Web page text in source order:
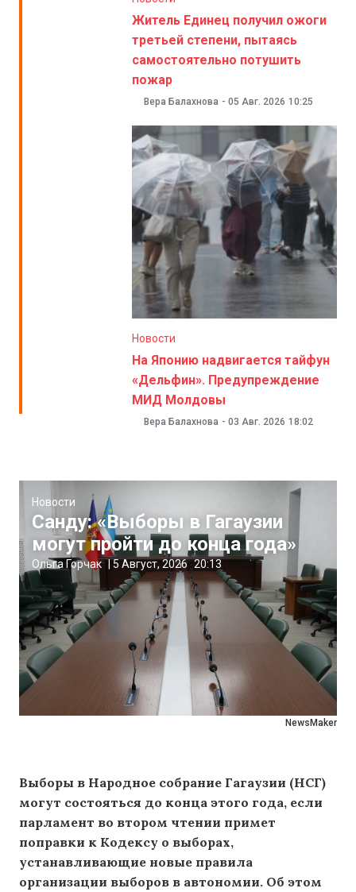
Житель Единец получил ожоги
третьей степени, пытаясь
самостоятельно потушить
пожар
Вера Балахнова - 05 Авг. 2026 10:25
Новости
На Японию надвигается тайфун
«Дельфин». Предупреждение
МИД Молдовы
Вера Балахнова - 03 Авг. 2026 18:02
NewsMaker
Новости
Санду: «Выборы в Гагаузии
могут пройти до конца года»
Ольга Горчак |5 Август, 2026 20:13
Выборы в Народное собрание Гагаузии (НСГ)
могут состояться до конца этого года, если
парламент во втором чтении примет
поправки к Кодексу о выборах,
устанавливающие новые правила
организации выборов в автономии. Об этом